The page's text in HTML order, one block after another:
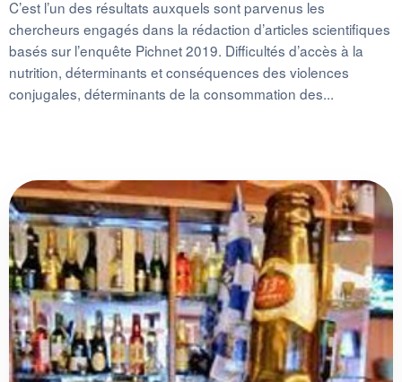
C’est l’un des résultats auxquels sont parvenus les
chercheurs engagés dans la rédaction d’articles scientifiques
basés sur l’enquête Pichnet 2019. Difficultés d’accès à la
nutrition, déterminants et conséquences des violences
conjugales, déterminants de la consommation des...